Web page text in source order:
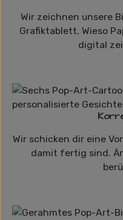
Wir zeichnen unsere
Grafiktablett. Wieso
digital
Wir schicken dir eine
damit fertig sind.